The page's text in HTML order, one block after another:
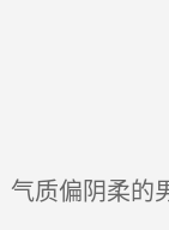
质偏阴柔的